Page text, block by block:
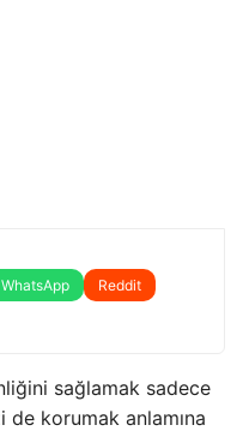
WhatsApp
Reddit
sağlamak sadece
de korumak anlamına